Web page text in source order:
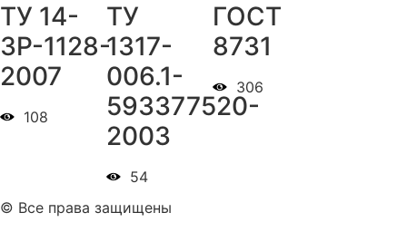
ТУ 14-
3Р-1128-
2007
108
ТУ
1317-
006.1-
593377520-
2003
54
ГОСТ
8731
306
© Все права защищены